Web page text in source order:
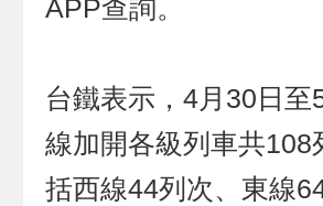
APP查詢。
台鐵表示，4月30日至
線加開各級列車共108
括西線44列次、東線